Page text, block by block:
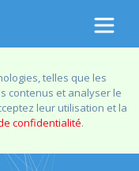
telles que les
contenus et analyser le
leur utilisation et la
confidentialité.